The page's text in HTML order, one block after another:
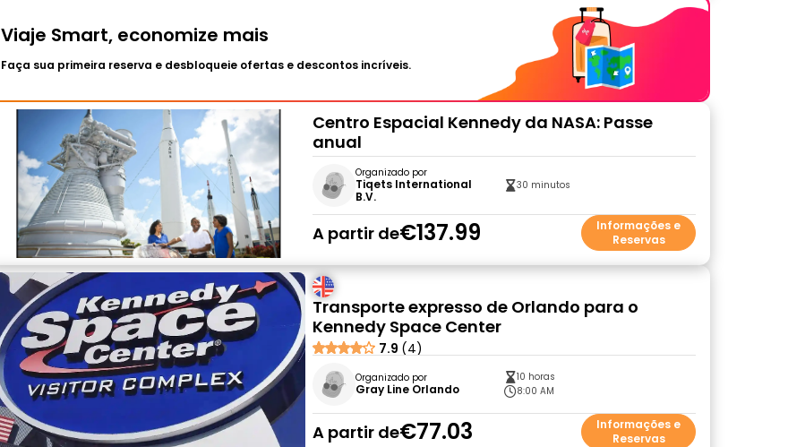
Viaje Smart, economize mais
Faça sua primeira reserva e desbloqueie ofertas e descontos incríveis.
Centro Espacial Kennedy da NASA: Passe
anual
Organizado por
Tiqets International
B.V.
30 minutos
A partir de€137.99
Informações e
Reservas
Transporte expresso de Orlando para o
Kennedy Space Center
7.9 (4)
Organizado por
Gray Line Orlando
10 horas
8:00 AM
A partir de€77.03
Informações e
Reservas